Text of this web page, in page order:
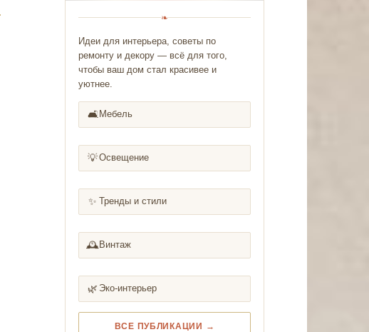
❧
Идеи для интерьера, советы по
ремонту и декору — всё для того,
чтобы ваш дом стал красивее и
уютнее.
🛋️ Мебель
💡Освещение
✨ Тренды и стили
🕰️ Винтаж
🌿 Эко-интерьер
ВСЕ ПУБЛИКАЦИИ →